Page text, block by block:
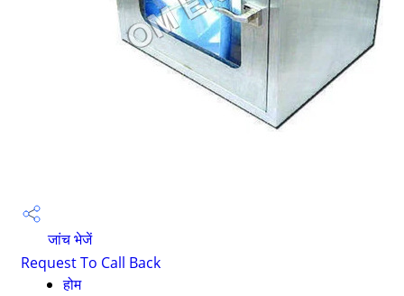
जांच भेजें
Request To Call Back
होम